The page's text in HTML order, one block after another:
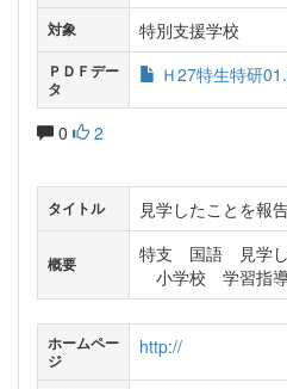
対象 特別支援学校
ＰＤＦデー
タ
Ｈ27特生特研
0 2
タイトル 見学したことを報
概要
特支 国語 見学
小学校 学習指
ホームペー
ジ
http://